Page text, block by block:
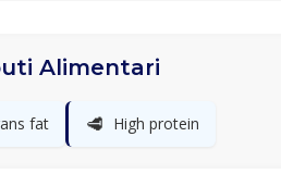
Alimentari
fat 🥩 High protein